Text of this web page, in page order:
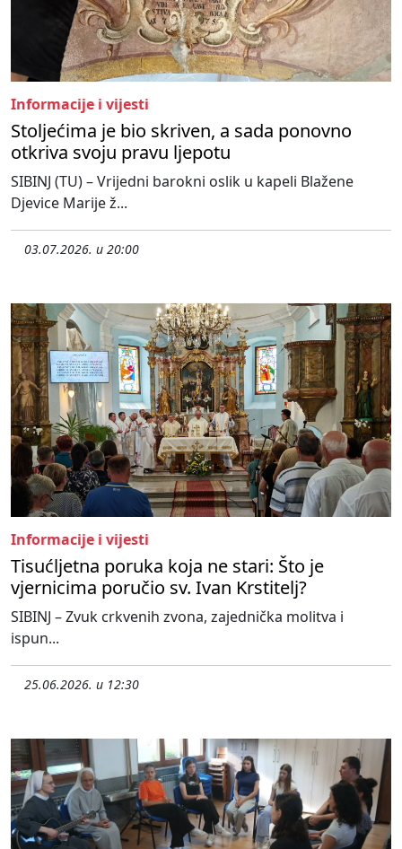
Informacije i vijesti
Stoljećima je bio skriven, a sada ponovno
otkriva svoju pravu ljepotu
SIBINJ (TU) – Vrijedni barokni oslik u kapeli Blažene
Djevice Marije ž...
03.07.2026. u 20:00
Informacije i vijesti
Tisućljetna poruka koja ne stari: Što je
vjernicima poručio sv. Ivan Krstitelj?
SIBINJ – Zvuk crkvenih zvona, zajednička molitva i
ispun...
25.06.2026. u 12:30